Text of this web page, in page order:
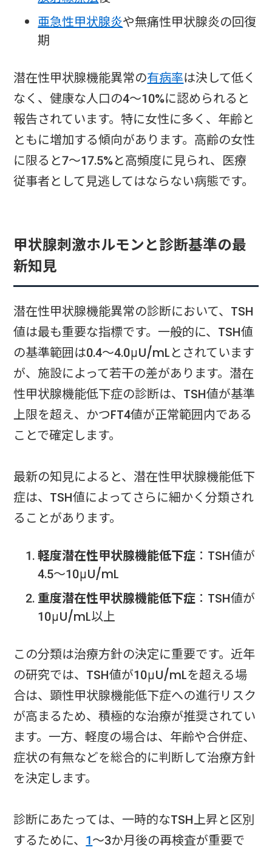
亜急性甲状腺炎や無痛性甲状腺炎の回復
期
潜在性甲状腺機能異常の有病率は決して低く
なく、健康な人口の4～10%に認められると
報告されています。特に女性に多く、年齢と
ともに増加する傾向があります。高齢の女性
に限ると7～17.5%と高頻度に見られ、医療
従事者として見逃してはならない病態です。
甲状腺刺激ホルモンと診断基準の最
新知見
潜在性甲状腺機能異常の診断において、TSH
値は最も重要な指標です。一般的に、TSH値
の基準範囲は0.4～4.0μU/mLとされています
が、施設によって若干の差があります。潜在
性甲状腺機能低下症の診断は、TSH値が基準
上限を超え、かつFT4値が正常範囲内である
ことで確定します。
最新の知見によると、潜在性甲状腺機能低下
症は、TSH値によってさらに細かく分類され
ることがあります。
軽度潜在性甲状腺機能低下症 ：TSH値が
4.5～10μU/mL
重度潜在性甲状腺機能低下症 ：TSH値が
10μU/mL以上
この分類は治療方針の決定に重要です。近年
の研究では、TSH値が10μU/mLを超える場
合は、顕性甲状腺機能低下症への進行リスク
が高まるため、積極的な治療が推奨されてい
ます。一方、軽度の場合は、年齢や合併症、
症状の有無などを総合的に判断して治療方針
を決定します。
診断にあたっては、一時的なTSH上昇と区別
するために、 1～3か月後の再検査が重要で